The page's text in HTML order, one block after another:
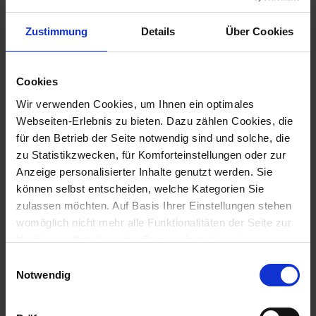
Zustimmung Details Über Cookies
Cookies
Wir verwenden Cookies, um Ihnen ein optimales
Webseiten-Erlebnis zu bieten. Dazu zählen Cookies, die
für den Betrieb der Seite notwendig sind und solche, die
zu Statistikzwecken, für Komforteinstellungen oder zur
Anzeige personalisierter Inhalte genutzt werden. Sie
können selbst entscheiden, welche Kategorien Sie
zulassen möchten. Auf Basis Ihrer Einstellungen stehen
womöglich nicht mehr alle Funktionalitäten der Seite zur
Verfügung, Details in denDatenschutzhinweisen.
unseremImpressum
Notwendig
Wichtig beim Verrechnen: Bitte zuerst das rote
Guthaben markieren und erst dann auf den Schalter
VERRECHNEN klicken (Option “Guthaben
verrechnen”). Es werden nun sämtliche offenen
Posten dieses Mieters angeboten und die
Benutzerin/der Benutzer kann entscheiden, mit
verrechnen möchte.
Verrechnung offener Forderungen aus einer alten